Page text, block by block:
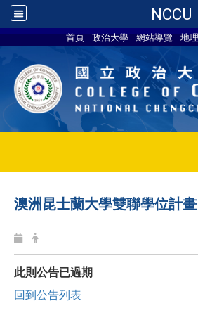
NCCU
首頁 政治大學 網站導覽 地
澳洲昆士蘭大學雙聯學位計
此則公告已過期
回到公告列表